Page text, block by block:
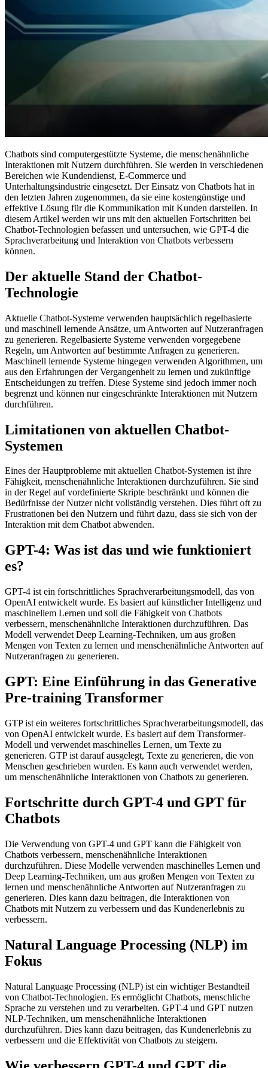
Chatbots sind computergestützte Systeme, die menschenähnliche
Interaktionen mit Nutzern durchführen. Sie werden in verschiedenen
Bereichen wie Kundendienst, E-Commerce und
Unterhaltungsindustrie eingesetzt. Der Einsatz von Chatbots hat in
den letzten Jahren zugenommen, da sie eine kostengünstige und
effektive Lösung für die Kommunikation mit Kunden darstellen. In
diesem Artikel werden wir uns mit den aktuellen Fortschritten bei
Chatbot-Technologien befassen und untersuchen, wie GPT-4 die
Sprachverarbeitung und Interaktion von Chatbots verbessern
können.
Der aktuelle Stand der Chatbot-
Technologie
Aktuelle Chatbot-Systeme verwenden hauptsächlich regelbasierte
und maschinell lernende Ansätze, um Antworten auf Nutzeranfragen
zu generieren. Regelbasierte Systeme verwenden vorgegebene
Regeln, um Antworten auf bestimmte Anfragen zu generieren.
Maschinell lernende Systeme hingegen verwenden Algorithmen, um
aus den Erfahrungen der Vergangenheit zu lernen und zukünftige
Entscheidungen zu treffen. Diese Systeme sind jedoch immer noch
begrenzt und können nur eingeschränkte Interaktionen mit Nutzern
durchführen.
Limitationen von aktuellen Chatbot-
Systemen
Eines der Hauptprobleme mit aktuellen Chatbot-Systemen ist ihre
Fähigkeit, menschenähnliche Interaktionen durchzuführen. Sie sind
in der Regel auf vordefinierte Skripte beschränkt und können die
Bedürfnisse der Nutzer nicht vollständig verstehen. Dies führt oft zu
Frustrationen bei den Nutzern und führt dazu, dass sie sich von der
Interaktion mit dem Chatbot abwenden.
GPT-4: Was ist das und wie funktioniert
es?
GPT-4 ist ein fortschrittliches Sprachverarbeitungsmodell, das von
OpenAI entwickelt wurde. Es basiert auf künstlicher Intelligenz und
maschinellem Lernen und soll die Fähigkeit von Chatbots
verbessern, menschenähnliche Interaktionen durchzuführen. Das
Modell verwendet Deep Learning-Techniken, um aus großen
Mengen von Texten zu lernen und menschenähnliche Antworten auf
Nutzeranfragen zu generieren.
GPT: Eine Einführung in das Generative
Pre-training Transformer
GTP ist ein weiteres fortschrittliches Sprachverarbeitungsmodell, das
von OpenAI entwickelt wurde. Es basiert auf dem Transformer-
Modell und verwendet maschinelles Lernen, um Texte zu
generieren. GTP ist darauf ausgelegt, Texte zu generieren, die von
Menschen geschrieben wurden. Es kann auch verwendet werden,
um menschenähnliche Interaktionen von Chatbots zu generieren.
Fortschritte durch GPT-4 und GPT für
Chatbots
Die Verwendung von GPT-4 und GPT kann die Fähigkeit von
Chatbots verbessern, menschenähnliche Interaktionen
durchzuführen. Diese Modelle verwenden maschinelles Lernen und
Deep Learning-Techniken, um aus großen Mengen von Texten zu
lernen und menschenähnliche Antworten auf Nutzeranfragen zu
generieren. Dies kann dazu beitragen, die Interaktionen von
Chatbots mit Nutzern zu verbessern und das Kundenerlebnis zu
verbessern.
Natural Language Processing (NLP) im
Fokus
Natural Language Processing (NLP) ist ein wichtiger Bestandteil
von Chatbot-Technologien. Es ermöglicht Chatbots, menschliche
Sprache zu verstehen und zu verarbeiten. GPT-4 und GPT nutzen
NLP-Techniken, um menschenähnliche Interaktionen
durchzuführen. Dies kann dazu beitragen, das Kundenerlebnis zu
verbessern und die Effektivität von Chatbots zu steigern.